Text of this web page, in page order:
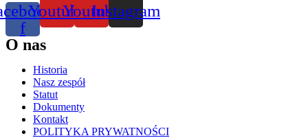
f
YoutubeYoutubeInstagram
O nas
Historia
Nasz zespół
Statut
Dokumenty
Kontakt
POLITYKA PRYWATNOŚCI